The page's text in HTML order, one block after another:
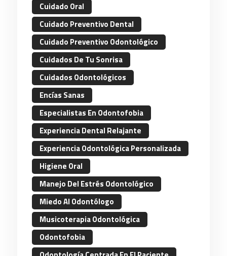
Cuidado Oral
Cuidado Preventivo Dental
Cuidado Preventivo Odontológico
Cuidados De Tu Sonrisa
Cuidados Odontológicos
Encías Sanas
Especialistas En Odontofobia
Experiencia Dental Relajante
Experiencia Odontológica Personalizada
Higiene Oral
Manejo Del Estrés Odontológico
Miedo Al Odontólogo
Musicoterapia Odontológica
Odontofobia